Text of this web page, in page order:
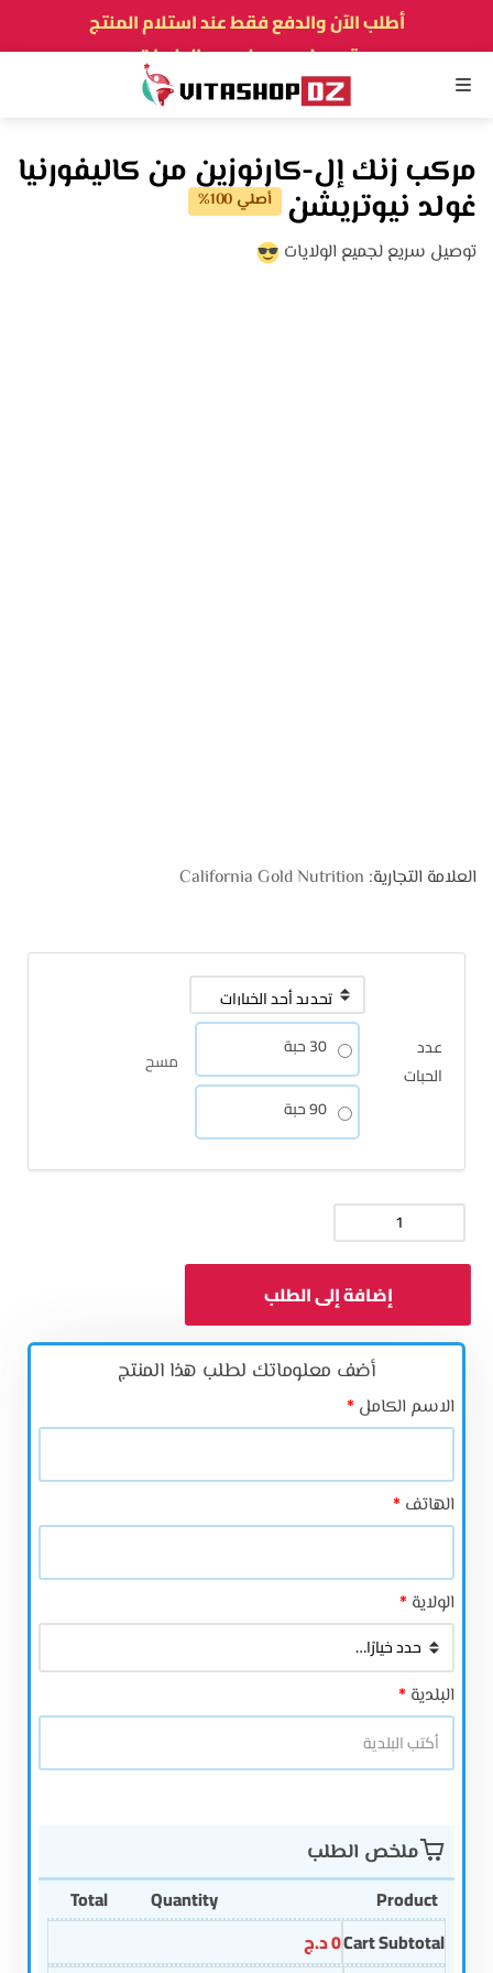
أطلب الآن والدفع فقط عند استلام المنتج
توصيل سريع لجميع الولايات
نفخر بأكثر من 5000 زبون و زبونة راضيين
القائمة
مركب زنك إل-كارنوزين من كاليفورنيا
غولد نيوتريشن أصلي 100%
توصيل سريع لجميع الولايات
العلامة التجارية: California Gold Nutrition
عدد
الحبات
30 حبة
90 حبة
مسح
كمية
مركب
إل-
من
كاليفورنيا
نيوتريشن
إضافة إلى الطلب
أضف معلوماتك لطلب هذا المنتج‬
الاسم الكامل *
الهاتف *
الولاية *
البلدية *
ملخص الطلب
Product
Quantity
Total
Cart Subtotal
0د.ج